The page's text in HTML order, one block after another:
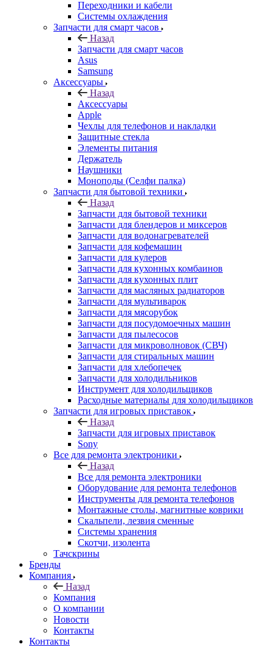
Переходники и кабели
Системы охлаждения
Запчасти для смарт часов
Назад
Запчасти для смарт часов
Asus
Samsung
Аксессуары
Назад
Аксессуары
Apple
Чехлы для телефонов и накладки
Защитные стекла
Элементы питания
Держатель
Наушники
Моноподы (Селфи палка)
Запчасти для бытовой техники
Назад
Запчасти для бытовой техники
Запчасти для блендеров и миксеров
Запчасти для водонагревателей
Запчасти для кофемашин
Запчасти для кулеров
Запчасти для кухонных комбаинов
Запчасти для кухонных плит
Запчасти для масляных радиаторов
Запчасти для мультиварок
Запчасти для мясорубок
Запчасти для посудомоечных машин
Запчасти для пылесосов
Запчасти для микроволновок (СВЧ)
Запчасти для стиральных машин
Запчасти для хлебопечек
Запчасти для холодильников
Инструмент для холодильщиков
Расходные материалы для холодильщиков
Запчасти для игровых приставок
Назад
Запчасти для игровых приставок
Sony
Все для ремонта электроники
Назад
Все для ремонта электроники
Оборудование для ремонта телефонов
Инструменты для ремонта телефонов
Монтажные столы, магнитные коврики
Скальпели, лезвия сменные
Системы хранения
Скотчи, изолента
Тачскрины
Бренды
Компания
Назад
Компания
О компании
Новости
Контакты
Контакты